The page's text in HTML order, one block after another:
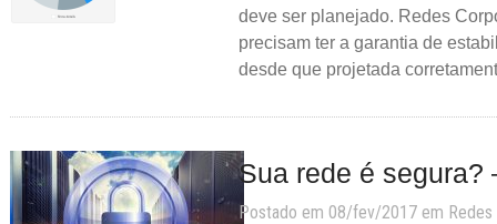
deve ser planejado. Redes
precisam ter a garantia de
desde que projetada
Sua rede é segura?
Postado em 08/fev/2017 em Redes